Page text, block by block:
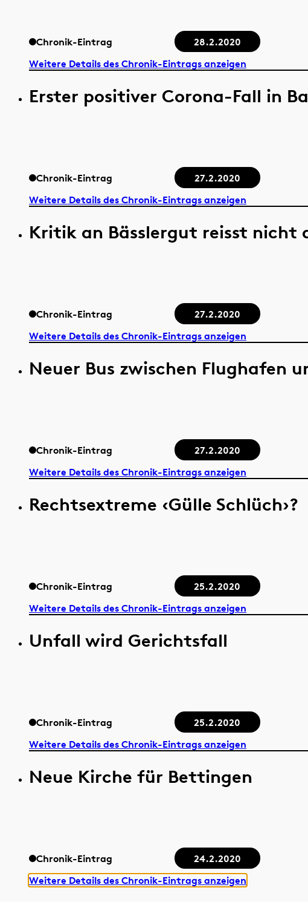
Chronik-Eintrag
28.2.2020
Weitere Details des Chronik-Eintrags anzeigen
Erster positiver Corona-Fall in
Chronik-Eintrag
27.2.2020
Weitere Details des Chronik-Eintrags anzeigen
Kritik an Bässlergut reisst nicht
Chronik-Eintrag
27.2.2020
Weitere Details des Chronik-Eintrags anzeigen
Neuer Bus zwischen Flughafen
Chronik-Eintrag
27.2.2020
Weitere Details des Chronik-Eintrags anzeigen
Rechtsextreme ‹Gülle Schlüch›?
Chronik-Eintrag
25.2.2020
Weitere Details des Chronik-Eintrags anzeigen
Unfall wird Gerichtsfall
Chronik-Eintrag
25.2.2020
Weitere Details des Chronik-Eintrags anzeigen
Neue Kirche für Bettingen
Chronik-Eintrag
24.2.2020
Weitere Details des Chronik-Eintrags anzeigen